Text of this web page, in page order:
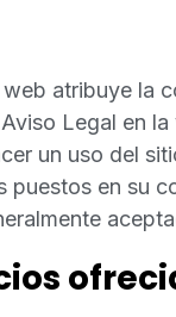
atribuye la
Legal en
un uso del
puestos en su